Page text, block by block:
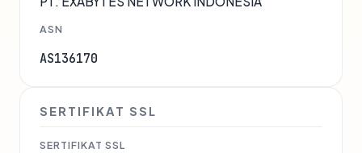
ASN
AS136170
SERTIFIKAT SSL
SERTIFIKAT SSL